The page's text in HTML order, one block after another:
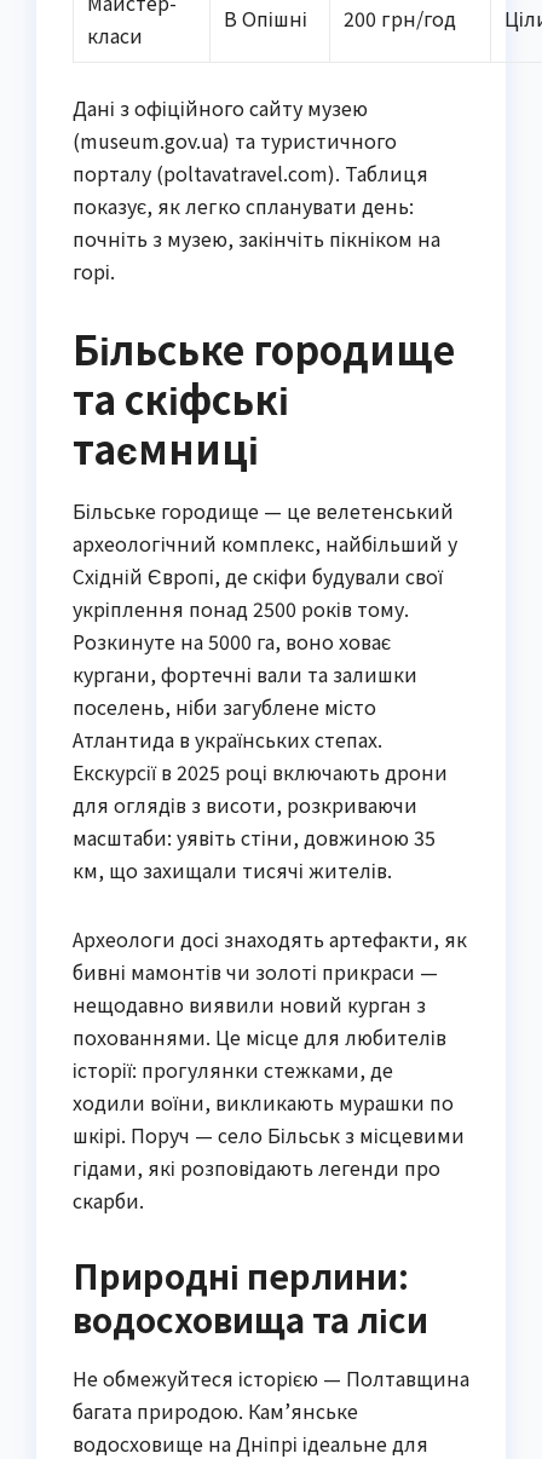
класи
В Опішні 200 грн/год
Дані з офіційного сайту музею
(museum.gov.ua) та туристичного
порталу (poltavatravel.com). Таблиця
показує, як легко спланувати день:
почніть з музею, закінчіть пікніком на
горі.
Більське городище
та скіфські
таємниці
Більське городище — це велетенський
археологічний комплекс, найбільший у
Східній Європі, де скіфи будували свої
укріплення понад 2500 років тому.
Розкинуте на 5000 га, воно ховає
кургани, фортечні вали та залишки
поселень, ніби загублене місто
Атлантида в українських степах.
Екскурсії в 2025 році включають дрони
для оглядів з висоти, розкриваючи
масштаби: уявіть стіни, довжиною 35
км, що захищали тисячі жителів.
Археологи досі знаходять артефакти, як
бивні мамонтів чи золоті прикраси —
нещодавно виявили новий курган з
похованнями. Це місце для любителів
історії: прогулянки стежками, де
ходили воїни, викликають мурашки по
шкірі. Поруч — село Більськ з місцевими
гідами, які розповідають легенди про
скарби.
Природні перлини:
водосховища та ліси
Не обмежуйтеся історією — Полтавщина
багата природою. Кам’янське
водосховище на Дніпрі ідеальне для